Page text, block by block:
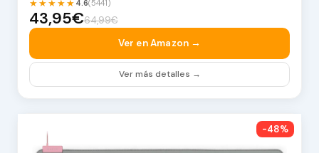
★★★★★ 4.6(5441)
43,95€64,99€
Ver en Amazon →
Ver más detalles →
-48%